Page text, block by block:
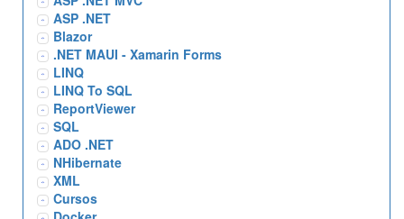
ASP .NET
Blazor
.NET MAUI - Xamarin Forms
LINQ
LINQ To SQL
ReportViewer
SQL
ADO .NET
NHibernate
XML
Cursos